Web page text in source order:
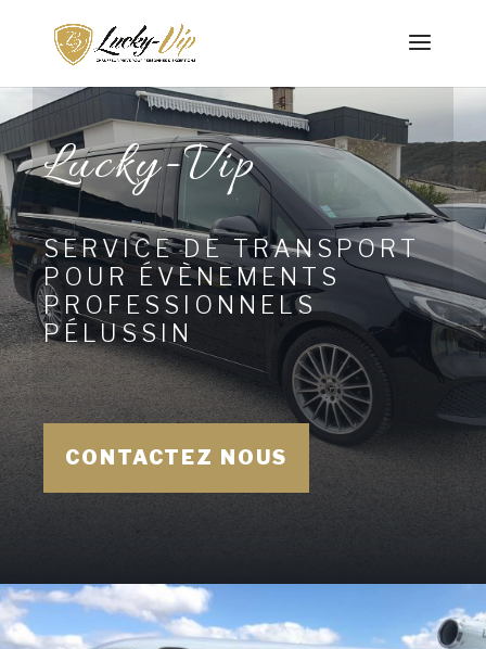
Lucky-Vip
SERVICE DE TRANSPORT
POUR ÉVÈNEMENTS
PROFESSIONNELS
PÉLUSSIN
CONTACTEZ NOUS